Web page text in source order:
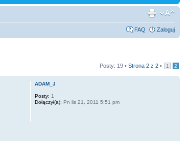
FAQ Zaloguj
Posty: 19 • Strona 2 z 2 • 1 2
ADAM_J
Posty: 1
Dołączył(a): Pn lis 21, 2011 5:51 pm